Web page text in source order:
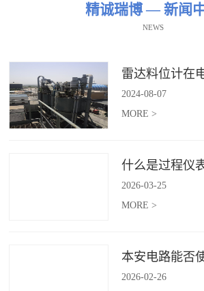
精诚瑞博 — 新闻
NEWS
2024-08-07
MORE >
什么是过程仪
2026-03-25
MORE >
本安电路能否
2026-02-26